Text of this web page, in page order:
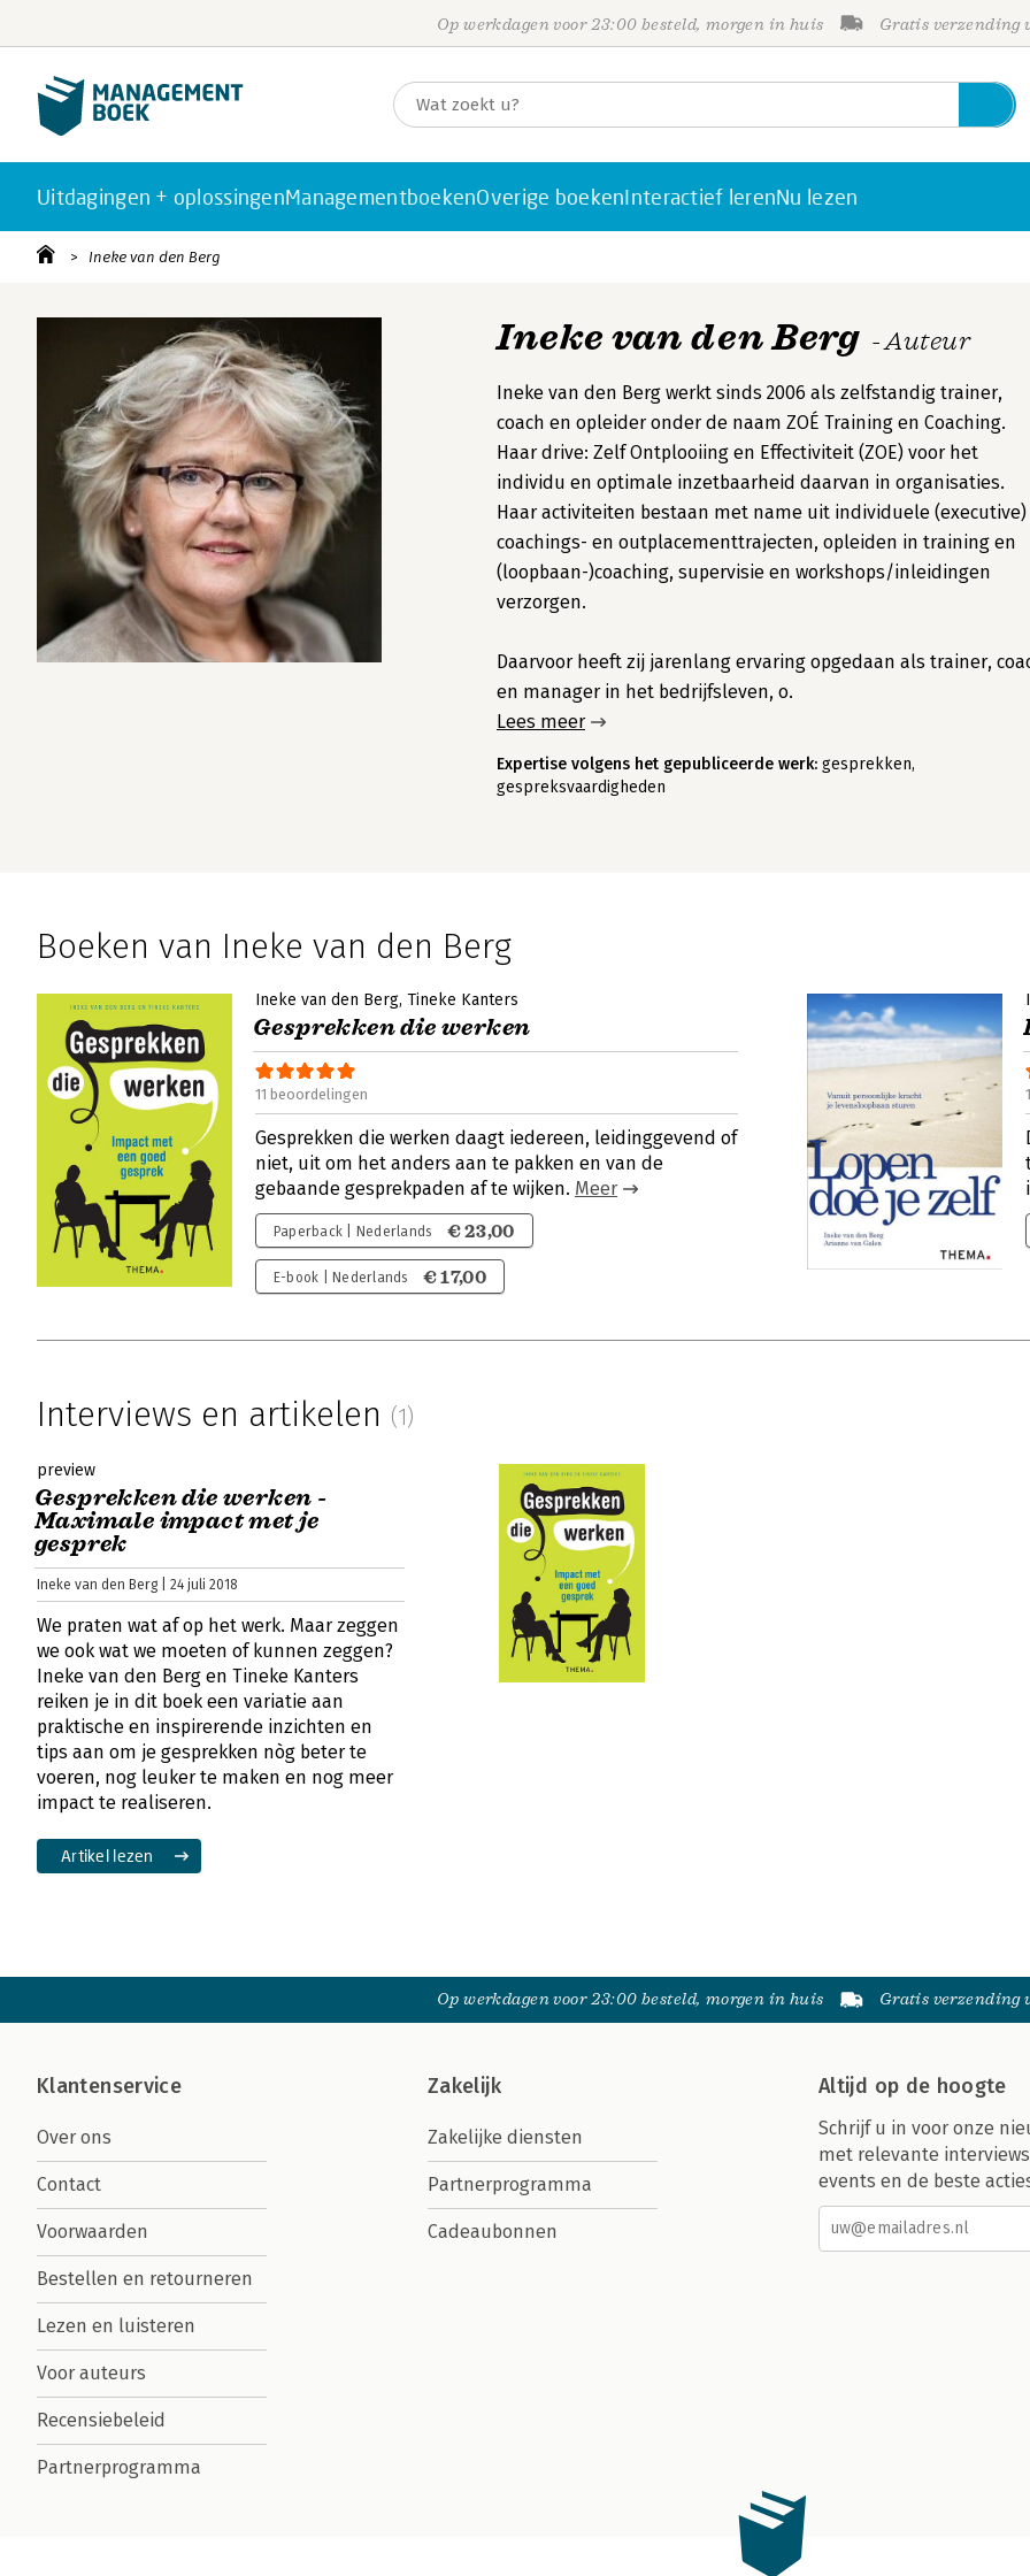
Op werkdagen voor 23:00 besteld, morgen in huis Gratis verzending
Uitdagingen + oplossingenManagementboekenOverige boekenInteractief lerenNu lezen
Ineke van den Berg
Ineke van den Berg - Auteur
Ineke van den Berg werkt sinds 2006 als zelfstandig trainer,
coach en opleider onder de naam ZOÉ Training en Coaching.
Haar drive: Zelf Ontplooiing en Effectiviteit (ZOE) voor het
individu en optimale inzetbaarheid daarvan in organisaties.
Haar activiteiten bestaan met name uit individuele (executive)
coachings- en outplacementtrajecten, opleiden in training en
(loopbaan-)coaching, supervisie en workshops/inleidingen
verzorgen.
Daarvoor heeft zij jarenlang ervaring opgedaan als trainer,
en manager in het bedrijfsleven, o.
Lees meer
Expertise volgens het gepubliceerde werk: gesprekken,
gespreksvaardigheden
Boeken van Ineke van den Berg
Ineke van den Berg Tineke Kanters
Gesprekken die werken
11 beoordelingen
Gesprekken die werken daagt iedereen, leidinggevend of
niet, uit om het anders aan te pakken en van de
gebaande gesprekpaden af te wijken. Meer
Paperback | Nederlands € 23,00
E-book | Nederlands € 17,00
Interviews en artikelen (1)
preview
Gesprekken die werken -
Maximale impact met je
gesprek
Ineke van den Berg | 24 juli 2018
We praten wat af op het werk. Maar zeggen
we ook wat we moeten of kunnen zeggen?
Ineke van den Berg en Tineke Kanters
reiken je in dit boek een variatie aan
praktische en inspirerende inzichten en
tips aan om je gesprekken nòg beter te
voeren, nog leuker te maken en nog meer
impact te realiseren.
Artikel lezen
Op werkdagen voor 23:00 besteld, morgen in huis Gratis verzending
Klantenservice
Over ons
Contact
Voorwaarden
Bestellen en retourneren
Lezen en luisteren
Voor auteurs
Recensiebeleid
Partnerprogramma
Zakelijk
Zakelijke diensten
Partnerprogramma
Cadeaubonnen
Altijd op de hoogte
Schrijf u in voor onze
met relevante
events en de beste